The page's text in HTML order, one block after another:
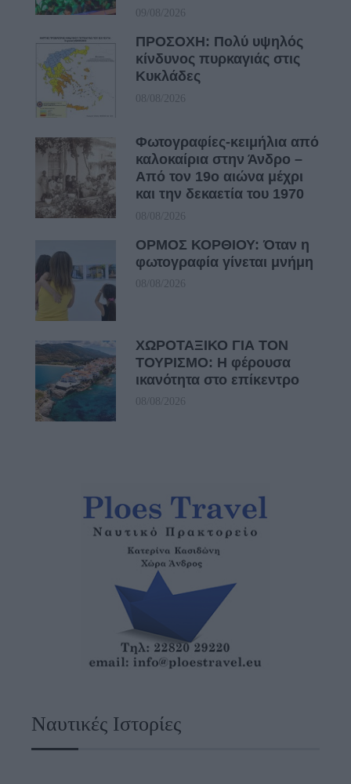
09/08/2026
ΠΡΟΣΟΧΗ: Πολύ υψηλός
κίνδυνος πυρκαγιάς στις
Κυκλάδες
08/08/2026
Φωτογραφίες-κειμήλια από
καλοκαίρια στην Άνδρο –
Από τον 19ο αιώνα μέχρι
και την δεκαετία του 1970
08/08/2026
ΟΡΜΟΣ ΚΟΡΘΙΟΥ: Όταν η
φωτογραφία γίνεται μνήμη
08/08/2026
ΧΩΡΟΤΑΞΙΚΟ ΓΙΑ ΤΟΝ
ΤΟΥΡΙΣΜΟ: Η φέρουσα
ικανότητα στο επίκεντρο
08/08/2026
Ναυτικές Ιστορίες